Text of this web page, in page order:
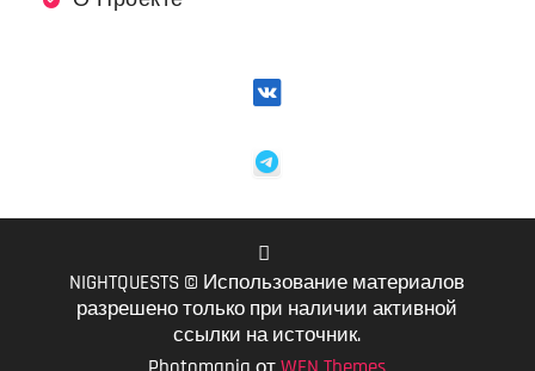
VK
NIGHTQUESTS © Использование материалов
разрешено только при наличии активной
ссылки на источник.